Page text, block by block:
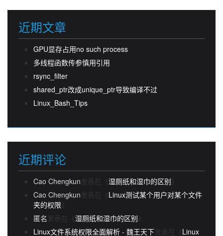
近期文章
GPU显存占用no such process
多线程函数传参慎用引用
rsync_filter
shared_ptr改成unique_ptr导致编译不过
Linux_Bash_Tips
近期评论
Cao Chengkun发表在《 湿厕纸和湿巾的区别
Cao Chengkun发表在《 Linux测试某个用户对某个文件
夹的权限
匿名 发表在《 湿厕纸和湿巾的区别
Linux文件系统权限全面解析 - 魏王天下发表在《 Linux